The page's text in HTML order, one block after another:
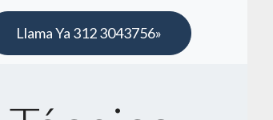
Llama Ya 312 3043756»